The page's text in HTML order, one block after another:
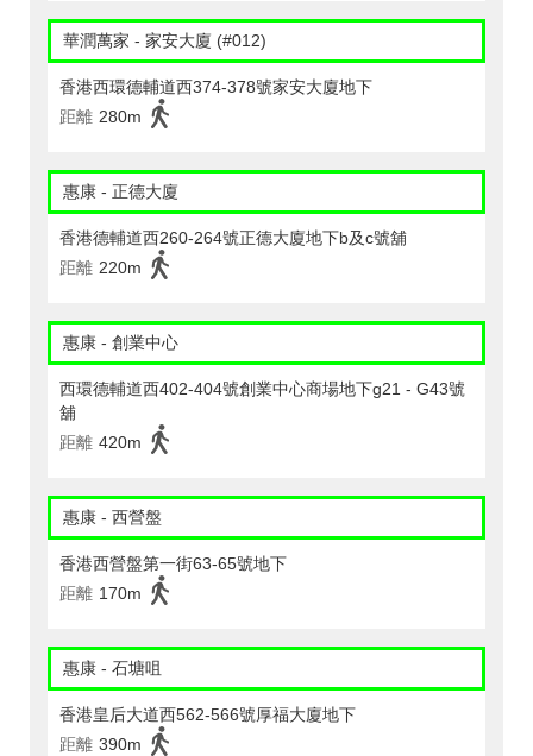
華潤萬家 - 家安大廈 (#012)
香港西環德輔道西374-378號家安大廈地下
距離 280m
惠康 - 正德大廈
香港德輔道西260-264號正德大廈地下b及c號舖
距離 220m
惠康 - 創業中心
西環德輔道西402-404號創業中心商場地下g21 - G43號
舖
距離 420m
惠康 - 西營盤
香港西營盤第一街63-65號地下
距離 170m
惠康 - 石塘咀
香港皇后大道西562-566號厚福大廈地下
距離 390m